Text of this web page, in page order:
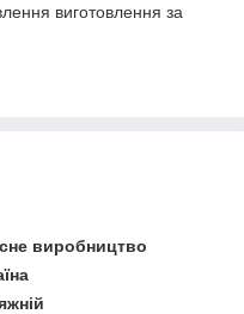
виготовлення за
виробництво